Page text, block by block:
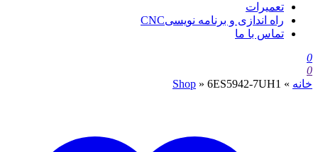
تعمیرات
راه اندازی و برنامه نویسیCNC
تماس با ما
0
0
خانه »
Shop » 6ES5942-7UH1